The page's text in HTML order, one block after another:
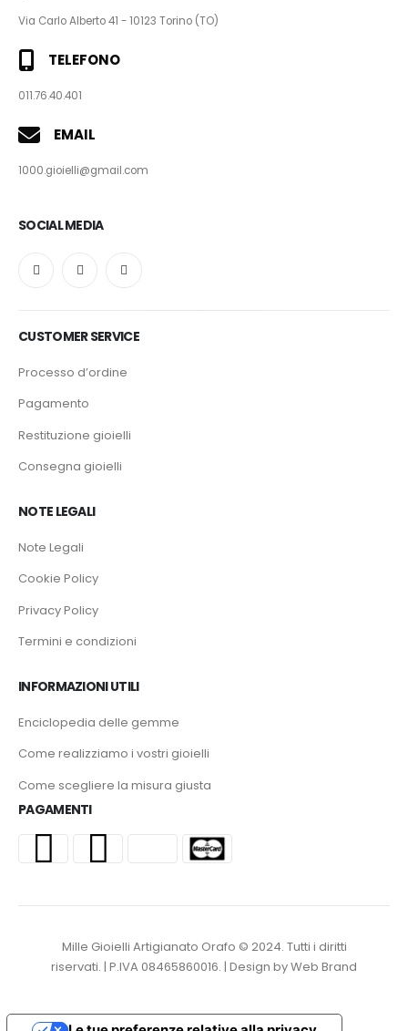
Via Carlo Alberto 41 - 10123 Torino (TO)
TELEFONO
011.76.40.401
EMAIL
1000.gioielli@gmail.com
SOCIAL MEDIA
CUSTOMER SERVICE
Processo d’ordine
Pagamento
Restituzione gioielli
Consegna gioielli
NOTE LEGALI
Note Legali
Cookie Policy
Privacy Policy
Termini e condizioni
INFORMAZIONI UTILI
Enciclopedia delle gemme
Come realizziamo i vostri gioielli
Come scegliere la misura giusta
PAGAMENTI
Mille Gioielli Artigianato Orafo © 2024. Tutti i diritti
riservati. | P.IVA 08465860016. | Design by Web Brand